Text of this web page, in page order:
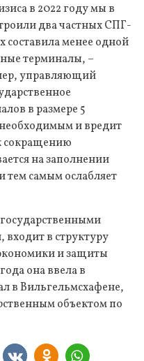
в 2022 году мы в
два частных СПГ-
составила менее одной
терминалы, –
управляющий
в размере 5
и вредит
сокращению
на заполнении
самым ослабляет
в структуру
и защиты
она ввела в
в Вильгельмсхафене,
объектом по